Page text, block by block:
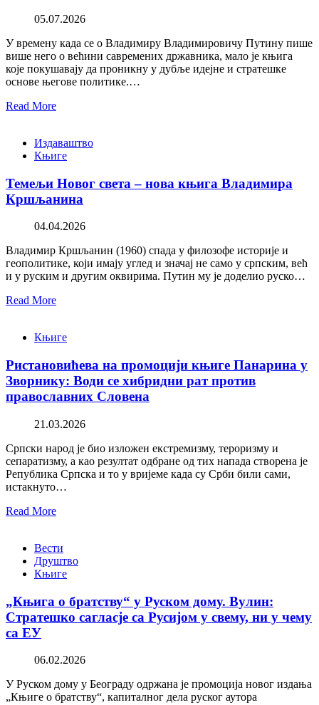
05.07.2026
У времену када се о Владимиру Владимировичу Путину пише
више него о већини савремених државника, мало је књига
које покушавају да проникну у дубље идејне и стратешке
основе његове политике.…
Read More
Издаваштво
Књиге
Темељи Новог света – нова књига Владимира
Кршљанина
04.04.2026
Владимир Кршљанин (1960) спада у филозофе историје и
геополитике, који имају углед и значај не само у српским, већ
и у руским и другим оквирима. Путин му је доделио руско…
Read More
Књиге
Ристановићева на промоцији књиге Панарина у
Зворнику: Води се хибридни рат против
православних Словена
21.03.2026
Српски народ је био изложен екстремизму, тероризму и
сепаратизму, а као резултат одбране од тих напада створена је
Република Српска и то у вријеме када су Срби били сами,
истакнуто…
Read More
Вести
Друштво
Књиге
„Књига о братству“ у Руском дому. Вулин:
Стратешко сагласје са Русијом у свему, ни у чему
са ЕУ
06.02.2026
У Руском дому у Београду одржана је промоција новог издања
„Књиге о братству“, капиталног дела руског аутора